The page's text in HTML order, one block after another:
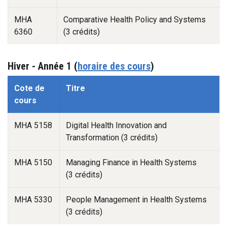
MHA
6360
Comparative Health Policy and Systems
(3 crédits)
Hiver - Année 1 (horaire des cours)
Cote de
cours
Titre
MHA 5158
Digital Health Innovation and
Transformation (3 crédits)
MHA 5150
Managing Finance in Health Systems
(3 crédits)
MHA 5330
People Management in Health Systems
(3 crédits)